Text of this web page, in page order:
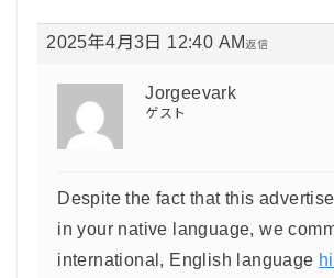
2025年4月3日 12:40 AM返信
Jorgeevark
ゲスト
Despite the fact that this
in your native language, we
international, English language